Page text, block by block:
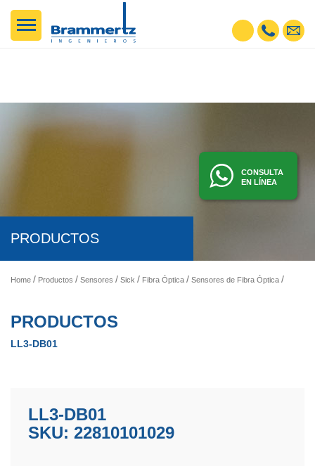
CONSULTA
EN LÍNEA
PRODUCTOS
Home Productos Sensores Sick Fibra Óptica Sensores de Fibra Óptica
PRODUCTOS
LL3-DB01
LL3-DB01
SKU: 22810101029